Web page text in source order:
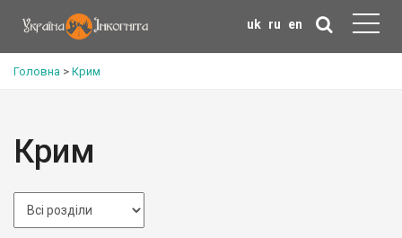
uk ru en
Головна > Крим
Крим